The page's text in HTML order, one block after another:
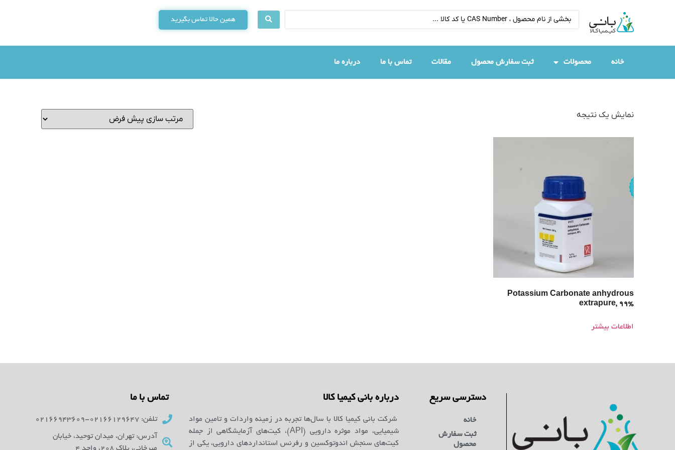
همین حالا تماس بگیرید
خانه محصولات ثبت سفارش محصول مقالات تماس با ما درباره ما
نمایش یک نتیجه
Potassium Carbonate anhydrous
extrapure, 99%
اطلاعات بیشتر
دسترسی سریع
خانه
ثبت سفارش
محصول
درباره بانی کیمیا کالا
شرکت بانی کیمیا کالا با سال‌ها تجربه در زمینه واردات و تامین مواد
شیمیایی، مواد موثره دارویی (API)، کیت‌های آزمایشگاهی از جمله
کیت‌های سنجش اندوتوکسین و رفرنس استانداردهای دارویی، یکی از
تماس با ما
تلفن: 02166129647-02166943609
آدرس: تهران، میدان توحید، خیابان